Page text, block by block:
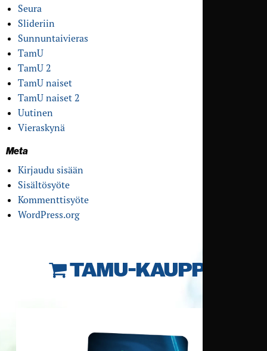
Seura
Slideriin
Sunnuntaivieras
TamU
TamU 2
TamU naiset
TamU naiset 2
Uutinen
Vieraskynä
Meta
Kirjaudu sisään
Sisältösyöte
Kommenttisyöte
WordPress.org
TAMU-KAUPPA